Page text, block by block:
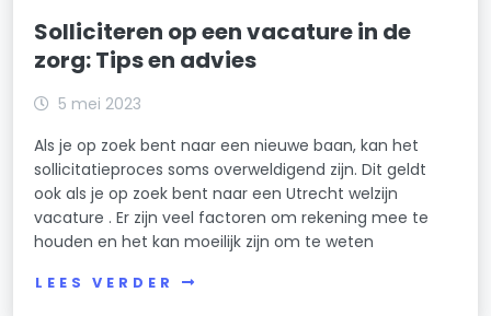
Solliciteren op een vacature in de
zorg: Tips en advies
5 mei 2023
Als je op zoek bent naar een nieuwe baan, kan het
sollicitatieproces soms overweldigend zijn. Dit geldt
ook als je op zoek bent naar een Utrecht welzijn
vacature . Er zijn veel factoren om rekening mee te
houden en het kan moeilijk zijn om te weten
LEES VERDER